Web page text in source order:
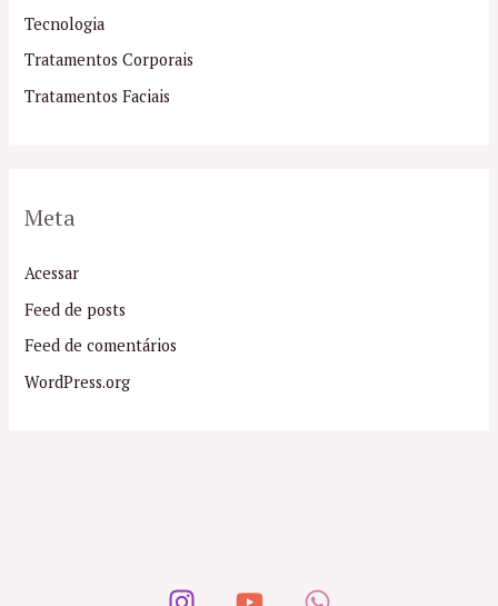
Tecnologia
Tratamentos Corporais
Tratamentos Faciais
Meta
Acessar
Feed de posts
Feed de comentários
WordPress.org